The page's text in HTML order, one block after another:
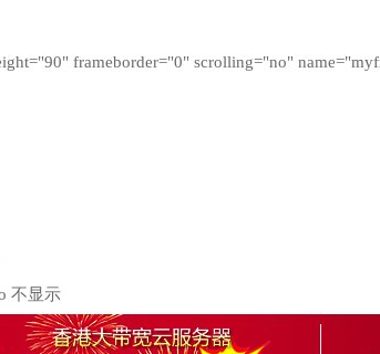
frameborder="0" scrolling="no"
不显示